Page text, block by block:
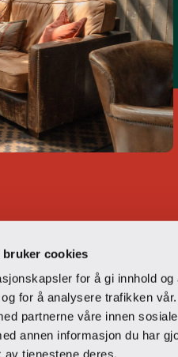
bruker cookies
for å gi innhold
for å analysere trafikken
partnerne våre innen
annen informasjon du har
av tjenestene deres.
til å